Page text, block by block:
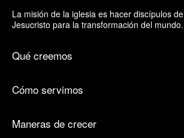
La misión de la iglesia es hacer discípulos de
Jesucristo para la transformación del mundo.
Qué creemos
Cómo servimos
Maneras de crecer